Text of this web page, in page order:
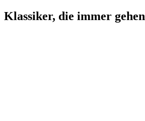
Klassiker, die immer gehen